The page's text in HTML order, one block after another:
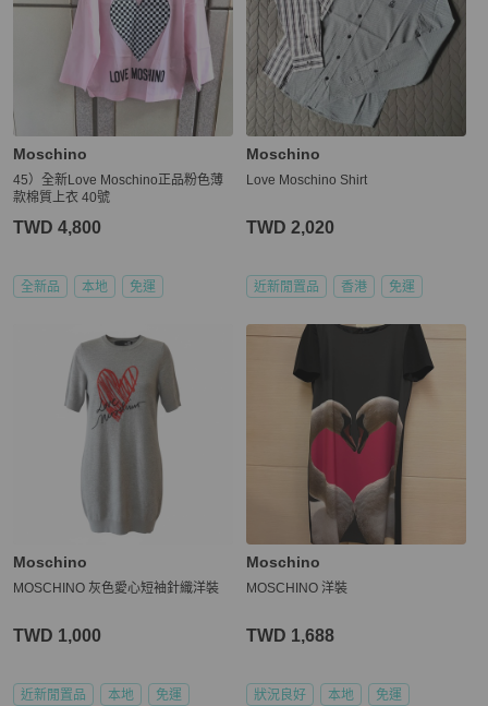
Moschino
45）全新Love Moschino正品粉色薄
款棉質上衣 40號
TWD 4,800
全新品 本地 免運
Moschino
Love Moschino Shirt
TWD 2,020
近新閒置品 香港 免運
Moschino
MOSCHINO 灰色愛心短袖針織洋裝
TWD 1,000
近新閒置品 本地 免運
Moschino
MOSCHINO 洋裝
TWD 1,688
狀況良好 本地 免運